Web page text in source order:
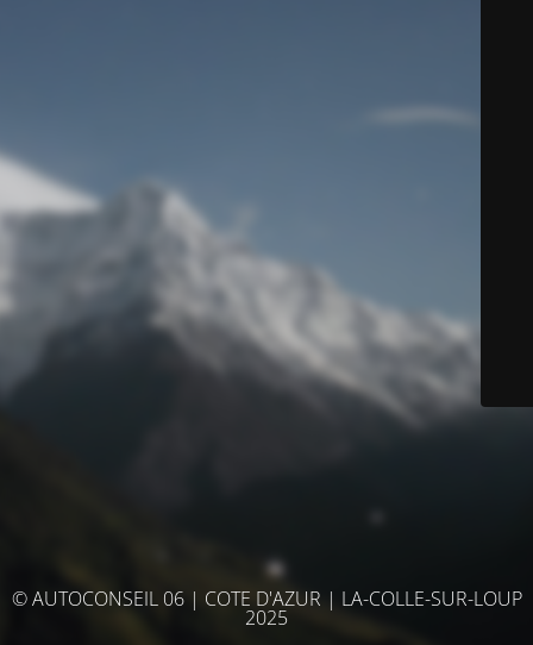
© AUTOCONSEIL 06 | COTE D'AZUR | LA-COLLE-SUR-LOUP
2025